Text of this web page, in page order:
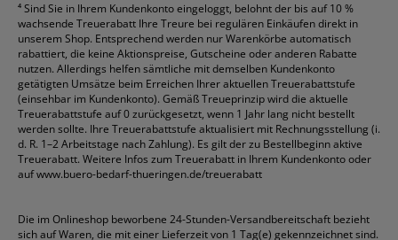
⁴Sind Sie in Ihrem Kundenkonto eingeloggt, belohnt der bis auf 10 %
wachsende Treuerabatt Ihre Treure bei regulären Einkäufen direkt in
unserem Shop. Entsprechend werden nur Warenkörbe automatisch
rabattiert, die keine Aktionspreise, Gutscheine oder anderen Rabatte
nutzen. Allerdings helfen sämtliche mit demselben Kundenkonto
getätigten Umsätze beim Erreichen Ihrer aktuellen Treuerabattstufe
(einsehbar im Kundenkonto). Gemäß Treueprinzip wird die aktuelle
Treuerabattstufe auf 0 zurückgesetzt, wenn 1 Jahr lang nicht bestellt
werden sollte. Ihre Treuerabattstufe aktualisiert mit Rechnungsstellung (i.
d. R. 1–2 Arbeitstage nach Zahlung). Es gilt der zu Bestellbeginn aktive
Treuerabatt. Weitere Infos zum Treuerabatt in Ihrem Kundenkonto oder
aufwww.buero-bedarf-thueringen.de/treuerabatt
Die im Onlineshop beworbene 24-Stunden-Versandbereitschaft bezieht
sich auf Waren, die mit einer Lieferzeit von 1 Tag(e) gekennzeichnet sind.